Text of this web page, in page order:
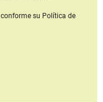
conforme su Política de